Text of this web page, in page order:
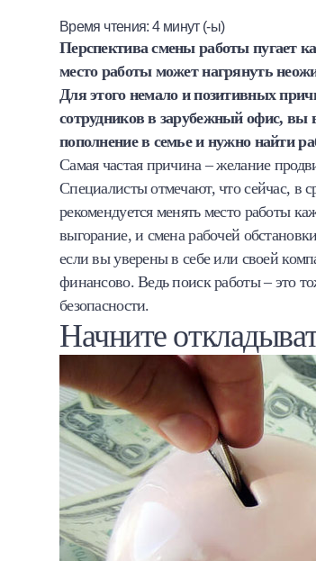
Халва
Онлайн-обменник
Премиальный сервис Prime Line
Мобильный банк MOBY
Потребительский кредит
Карта КАКТУС
Продукты для Бизнеса
Время чтения:4 минут (-ы)
Перспектива смены работы пугает
место работы может нагрянуть
Для этого немало и позитивных
сотрудников в зарубежный офис, вы
пополнение в семье и нужно найти
Самая частая причина – желание
Специалисты отмечают, что сейчас, в
рекомендуется менять место работы
выгорание, и смена рабочей
если вы уверены в себе или своей
финансово. Ведь поиск работы – это
безопасности.
Начните